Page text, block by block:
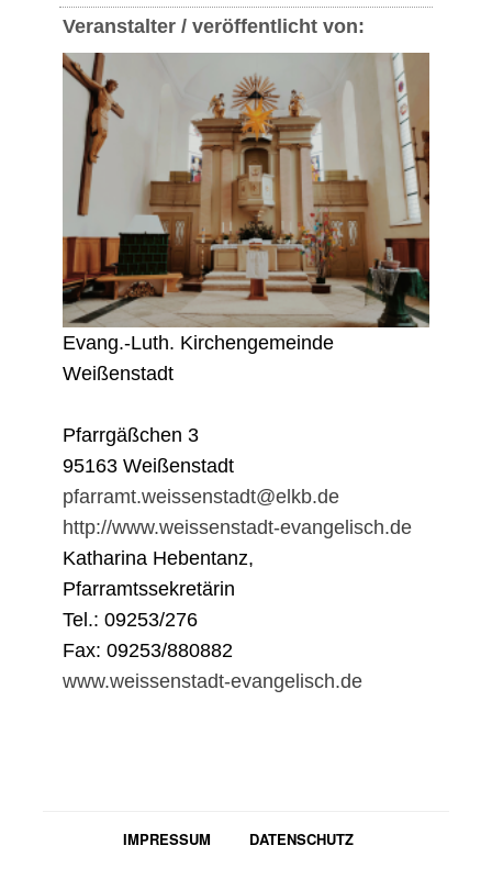
Veranstalter / veröffentlicht von:
Evang.-Luth. Kirchengemeinde
Weißenstadt
Pfarrgäßchen 3
95163 Weißenstadt
pfarramt.weissenstadt@elkb.de
http://www.weissenstadt-evangelisch.de
Katharina Hebentanz,
Pfarramtssekretärin
Tel.: 09253/276
Fax: 09253/880882
www.weissenstadt-evangelisch.de
IMPRESSUM DATENSCHUTZ